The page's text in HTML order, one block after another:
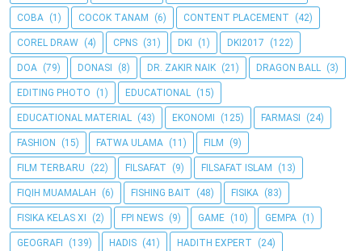
COBA (1) COCOK TANAM (6) CONTENT PLACEMENT (42)
COREL DRAW (4) CPNS (31) DKI (1) DKI2017 (122)
DOA (79) DONASI (8) DR. ZAKIR NAIK (21) DRAGON BALL (3)
EDITING PHOTO (1) EDUCATIONAL (15)
EDUCATIONAL MATERIAL (43) EKONOMI (125) FARMASI (24)
FASHION (15) FATWA ULAMA (11) FILM (9)
FILM TERBARU (22) FILSAFAT (9) FILSAFAT ISLAM (13)
FIQIH MUAMALAH (6) FISHING BAIT (48) FISIKA (83)
FISIKA KELAS XI (2) FPI NEWS (9) GAME (10) GEMPA (1)
GEOGRAFI (139) HADIS (41) HADITH EXPERT (24)